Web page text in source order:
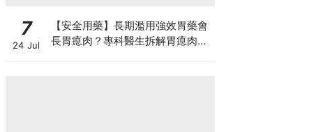
7
24 Jul
【安全用藥】長期濫用強效胃藥會
長胃瘜肉？專科醫生拆解胃瘜肉癌